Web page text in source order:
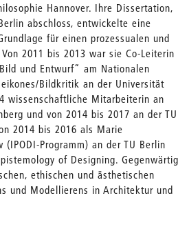
Hannover. Ihre Dissertation,
abschloss, entwickelte eine
für einen prozessualen und
2011 bis 2013 war sie Co-Leiterin
und Entwurf“ am Nationalen
eikones/Bildkritik an der Universität
wissenschaftliche Mitarbeiterin an
und von 2014 bis 2017 an der TU
2014 bis 2016 als Marie
(IPODI-Programm) an der TU Berlin
of Designing. Gegenwärtig
ethischen und ästhetischen
und Modellierens in Architektur und